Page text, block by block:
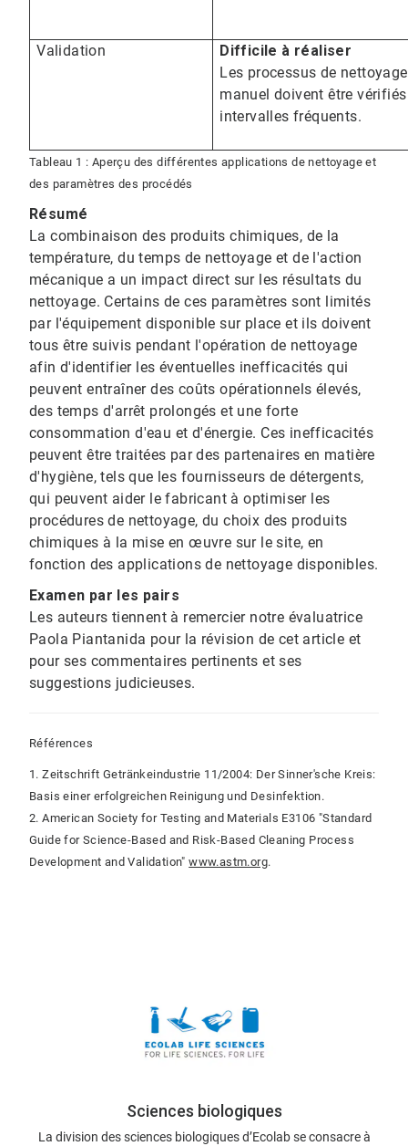
Validation
Difficile à réaliser
Les processus de nettoyage
manuel doivent être
intervalles fréquents.
Tableau 1 : Aperçu des différentes applications de nettoyage et
des paramètres des procédés
Résumé
La combinaison des produits chimiques, de la
température, du temps de nettoyage et de l'action
mécanique a un impact direct sur les résultats du
nettoyage. Certains de ces paramètres sont limités
par l'équipement disponible sur place et ils doivent
tous être suivis pendant l'opération de nettoyage
afin d'identifier les éventuelles inefficacités qui
peuvent entraîner des coûts opérationnels élevés,
des temps d'arrêt prolongés et une forte
consommation d'eau et d'énergie. Ces inefficacités
peuvent être traitées par des partenaires en matière
d'hygiène, tels que les fournisseurs de détergents,
qui peuvent aider le fabricant à optimiser les
procédures de nettoyage, du choix des produits
chimiques à la mise en œuvre sur le site, en
fonction des applications de nettoyage disponibles.
Examen par les pairs
Les auteurs tiennent à remercier notre évaluatrice
Paola Piantanida pour la révision de cet article et
pour ses commentaires pertinents et ses
suggestions judicieuses.
Références
1. Zeitschrift Getränkeindustrie 11/2004: Der Sinner'sche Kreis:
Basis einer erfolgreichen Reinigung und Desinfektion.
2. American Society for Testing and Materials E3106 "Standard
Guide for Science-Based and Risk-Based Cleaning Process
Development and Validation"www.astm.org.
Sciences biologiques
La division des sciences biologiques d’Ecolab se consacre à